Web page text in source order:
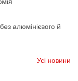
алюмінієвого й
Усі новини